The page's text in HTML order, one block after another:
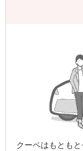
クーペはもとも